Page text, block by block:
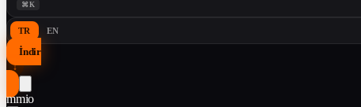
⌘K
TR EN
İndir
↓
mmio